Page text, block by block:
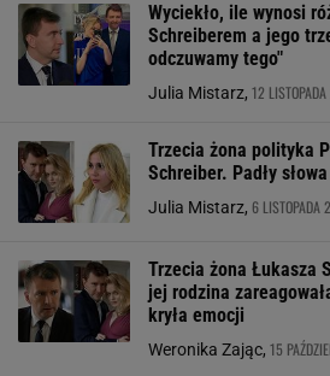
Wyciekło, ile wynosi
Schreiberem a jego
odczuwamy tego"
Julia Mistarz, 12
Trzecia żona polityka
Schreiber. Padły
Julia Mistarz, 6
Trzecia żona Łukasza
jej rodzina
kryła emocji
Weronika Zając, 15